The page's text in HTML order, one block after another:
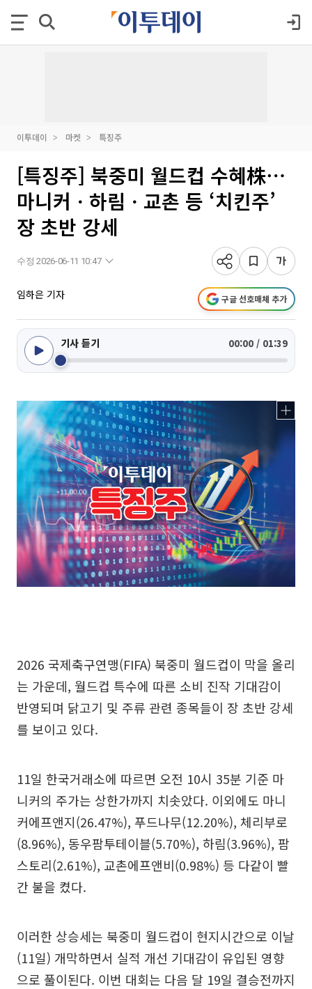
이투데이 마켓 특징주
[특징주] 북중미 월드컵 수혜株⋯
마니커ㆍ하림ㆍ교촌 등 ‘치킨주’
장 초반 강세
수정 2026-06-11 10:47
임하은 기자 구글 선호매체 추가
기사 듣기 00:00 / 01:39
2026 국제축구연맹(FIFA) 북중미 월드컵이 막을 올리
는 가운데, 월드컵 특수에 따른 소비 진작 기대감이
반영되며 닭고기 및 주류 관련 종목들이 장 초반 강세
를 보이고 있다.
11일 한국거래소에 따르면 오전 10시 35분 기준 마
니커의 주가는 상한가까지 치솟았다. 이외에도 마니
커에프앤지(26.47%), 푸드나무(12.20%), 체리부로
(8.96%), 동우팜투테이블(5.70%), 하림(3.96%), 팜
스토리(2.61%), 교촌에프앤비(0.98%) 등 다같이 빨
간 불을 켰다.
이러한 상승세는 북중미 월드컵이 현지시간으로 이날
(11일) 개막하면서 실적 개선 기대감이 유입된 영향
으로 풀이된다. 이번 대회는 다음 달 19일 결승전까지